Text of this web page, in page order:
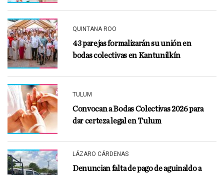
QUINTANA ROO
43 parejas formalizarán su unión en
bodas colectivas en Kantunilkín
TULUM
Convocan a Bodas Colectivas 2026 para
dar certeza legal en Tulum
LÁZARO CÁRDENAS
Denuncian falta de pago de aguinaldo a